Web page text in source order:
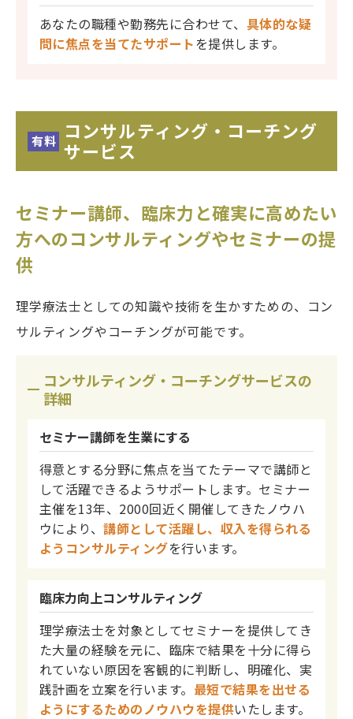
あなたの職種や勤務先に合わせて、 具体的な疑
問に焦点を当てたサポートを提供します。
有料
コンサルティング・コーチング
サービス
セミナー講師、臨床力と確実に高めたい
方へのコンサルティングやセミナーの提
供
理学療法士としての知識や技術を生かすための、コン
サルティングやコーチングが可能です。
コンサルティング・コーチングサービスの
詳細
セミナー講師を生業にする
得意とする分野に焦点を当てたテーマで講師と
して活躍できるようサポートします。セミナー
主催を13年、2000回近く開催してきたノウハ
ウにより、講師として活躍し、収入を得られる
ようコンサルティングを行います。
臨床力向上コンサルティング
理学療法士を対象としてセミナーを提供してき
た大量の経験を元に、臨床で結果を十分に得ら
れていない原因を客観的に判断し、明確化、実
践計画を立案を行います。 最短で結果を出せる
ようにするためのノウハウを提供いたします。